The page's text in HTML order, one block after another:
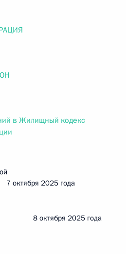
в Жилищный кодекс
2025 года
2025 года